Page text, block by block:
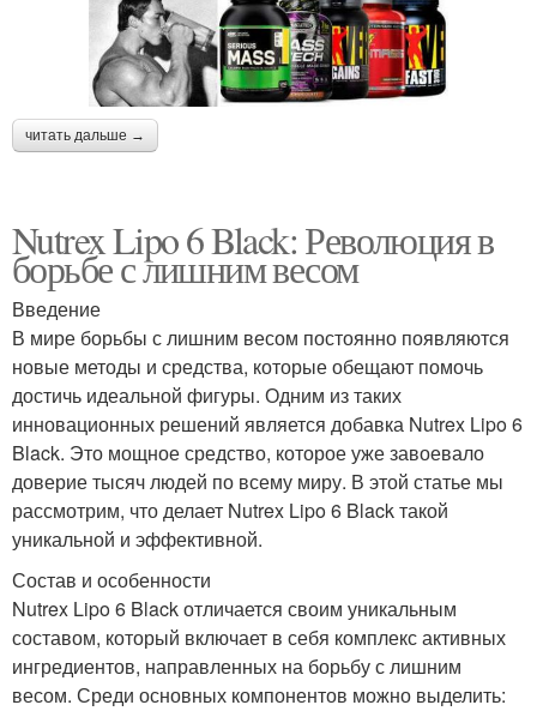
читать дальше →
Nutrex Lipo 6 Black: Революция в
борьбе с лишним весом
Введение
В мире борьбы с лишним весом постоянно появляются
новые методы и средства, которые обещают помочь
достичь идеальной фигуры. Одним из таких
инновационных решений является добавка Nutrex Lipo 6
Black. Это мощное средство, которое уже завоевало
доверие тысяч людей по всему миру. В этой статье мы
рассмотрим, что делает Nutrex Lipo 6 Black такой
уникальной и эффективной.
Состав и особенности
Nutrex Lipo 6 Black отличается своим уникальным
составом, который включает в себя комплекс активных
ингредиентов, направленных на борьбу с лишним
весом. Среди основных компонентов можно выделить: